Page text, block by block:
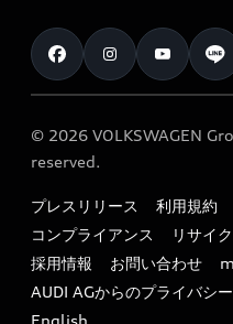
カタログ一覧
車検 / 定期点検
e-tronアフターサポート
myAudi
クオリティ
保証
メンテナンス
ファイナンス
キャンペーン / イベント
買取査定
お知らせ
オーナー様向けキャンペーン
特定整備適用車一覧
リサイクル法
よくある質問（FAQ）
© 2026 VOLKSWAGEN
reserved.
プレスリリース 利用規約
コンプライアンス
リサイ
採用情報
お問い合わせ
AUDI AGからのプライバシ
English